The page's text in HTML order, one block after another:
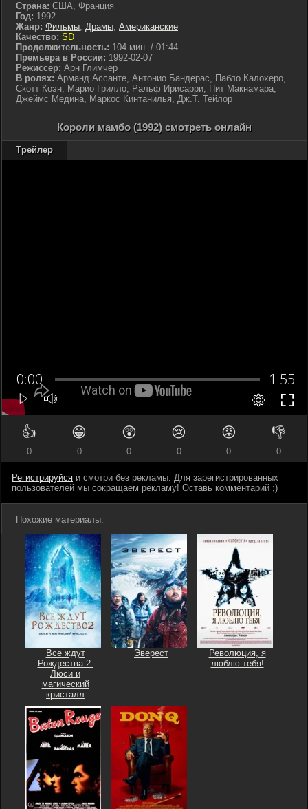
Страна: США, Франция
Год: 1992
Жанр: Фильмы, Драмы, Американские
Качество: SD
Продолжительность: 104 мин. / 01:44
Премьера в России: 1992-02-07
Режиссер: Арн Глимчер
В ролях: Арманд Ассанте, Антонио Бандерас, Пабло Калохеро,
Скотт Коэн, Марио Грилло, Ральф Ирисарри, Пит Макнамара,
Джеймс Медина, Маркос Кинтанилья, Дж.Т. Тейлор
Короли мамбо (1992) смотреть онлайн
Трейлер
👍
0
😁
0
😲
0
😢
0
😡
0
👎
0
Регистрируйся и смотри без рекламы. Для зарегистрированных
пользователей мы сокращаем рекламу! Оставь комментарий ;)
Похожие материалы:
Все ждут
Рождества 2:
Люси и
магический
кристалл
Эверест
Революция, я
люблю тебя!